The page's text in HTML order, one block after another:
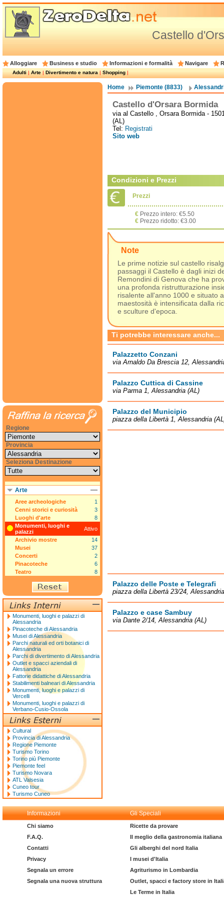
Castello
Alloggiare Business e studio Informazioni e formalità Navigare
Adulti|Arte|Divertimento e natura|Shopping|
Home Piemonte (8833)
Castello d'Orsara Bormida
via al Castello , Orsara Bormida -
(AL)
Tel: Registrati
Sito web
Condizioni e Prezzi
Prezzi
€ Prezzo intero: €5.50
€ Prezzo ridotto: €3.00
Note
Le prime notizie sul castello
passaggi il Castello è dagli inizi
Remondini di Genova che ha
una profonda ristrutturazione
risalente all'anno 1000 e situato
maestosità è intensificata dalla
e sculture d'epoca.
Ti potrebbe interessare anche...
Palazzetto Conzani
via Arnaldo Da Brescia 12,
Palazzo Cuttica di Cassine
via Parma 1, Alessandria (AL)
Palazzo del Municipio
piazza della Libertà 1, Alessandria
Palazzo delle Poste e Telegrafi
piazza della Libertà 23/24,
Palazzo e case Sambuy
via Dante 2/14, Alessandria (AL)
Regione
Provincia
Seleziona Destinazione
Arte
Aree archeologiche
1
Cenni storici e curiosità
3
Luoghi d'arte
8
Monumenti, luoghi e
palazzi
Attivo
Archivio mostre
14
Musei
37
Concerti
2
Pinacoteche
6
Teatro
8
Monumenti, luoghi e palazzi di
Alessandria
Pinacoteche di Alessandria
Musei di Alessandria
Parchi naturali ed orti botanici di
Alessandria
Parchi di divertimento di Alessandria
Outlet e spacci aziendali di
Alessandria
Fattorie didattiche di Alessandria
Stabilimenti balneari di Alessandria
Monumenti, luoghi e palazzi di
Vercelli
Monumenti, luoghi e palazzi di
Verbano-Cusio-Ossola
Cultural
Provincia di Alessandria
Regione Piemonte
Turismo Torino
Torino più Piemonte
Piemonte feel
Turismo Novara
ATL Valsesia
Cuneo tour
Turismo Cuneo
Informazioni Gli Speciali
Chi siamo
F.A.Q.
Contatti
Privacy
Segnala un errore
Segnala una nuova struttura
Ricette da provare
Il meglio della gastronomia italiana
Gli alberghi del nord Italia
I musei d'Italia
Agriturismo in Lombardia
Outlet, spacci e factory store in
Le Terme in Italia